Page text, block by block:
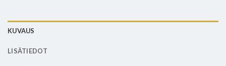
KUVAUS
LISÄTIEDOT